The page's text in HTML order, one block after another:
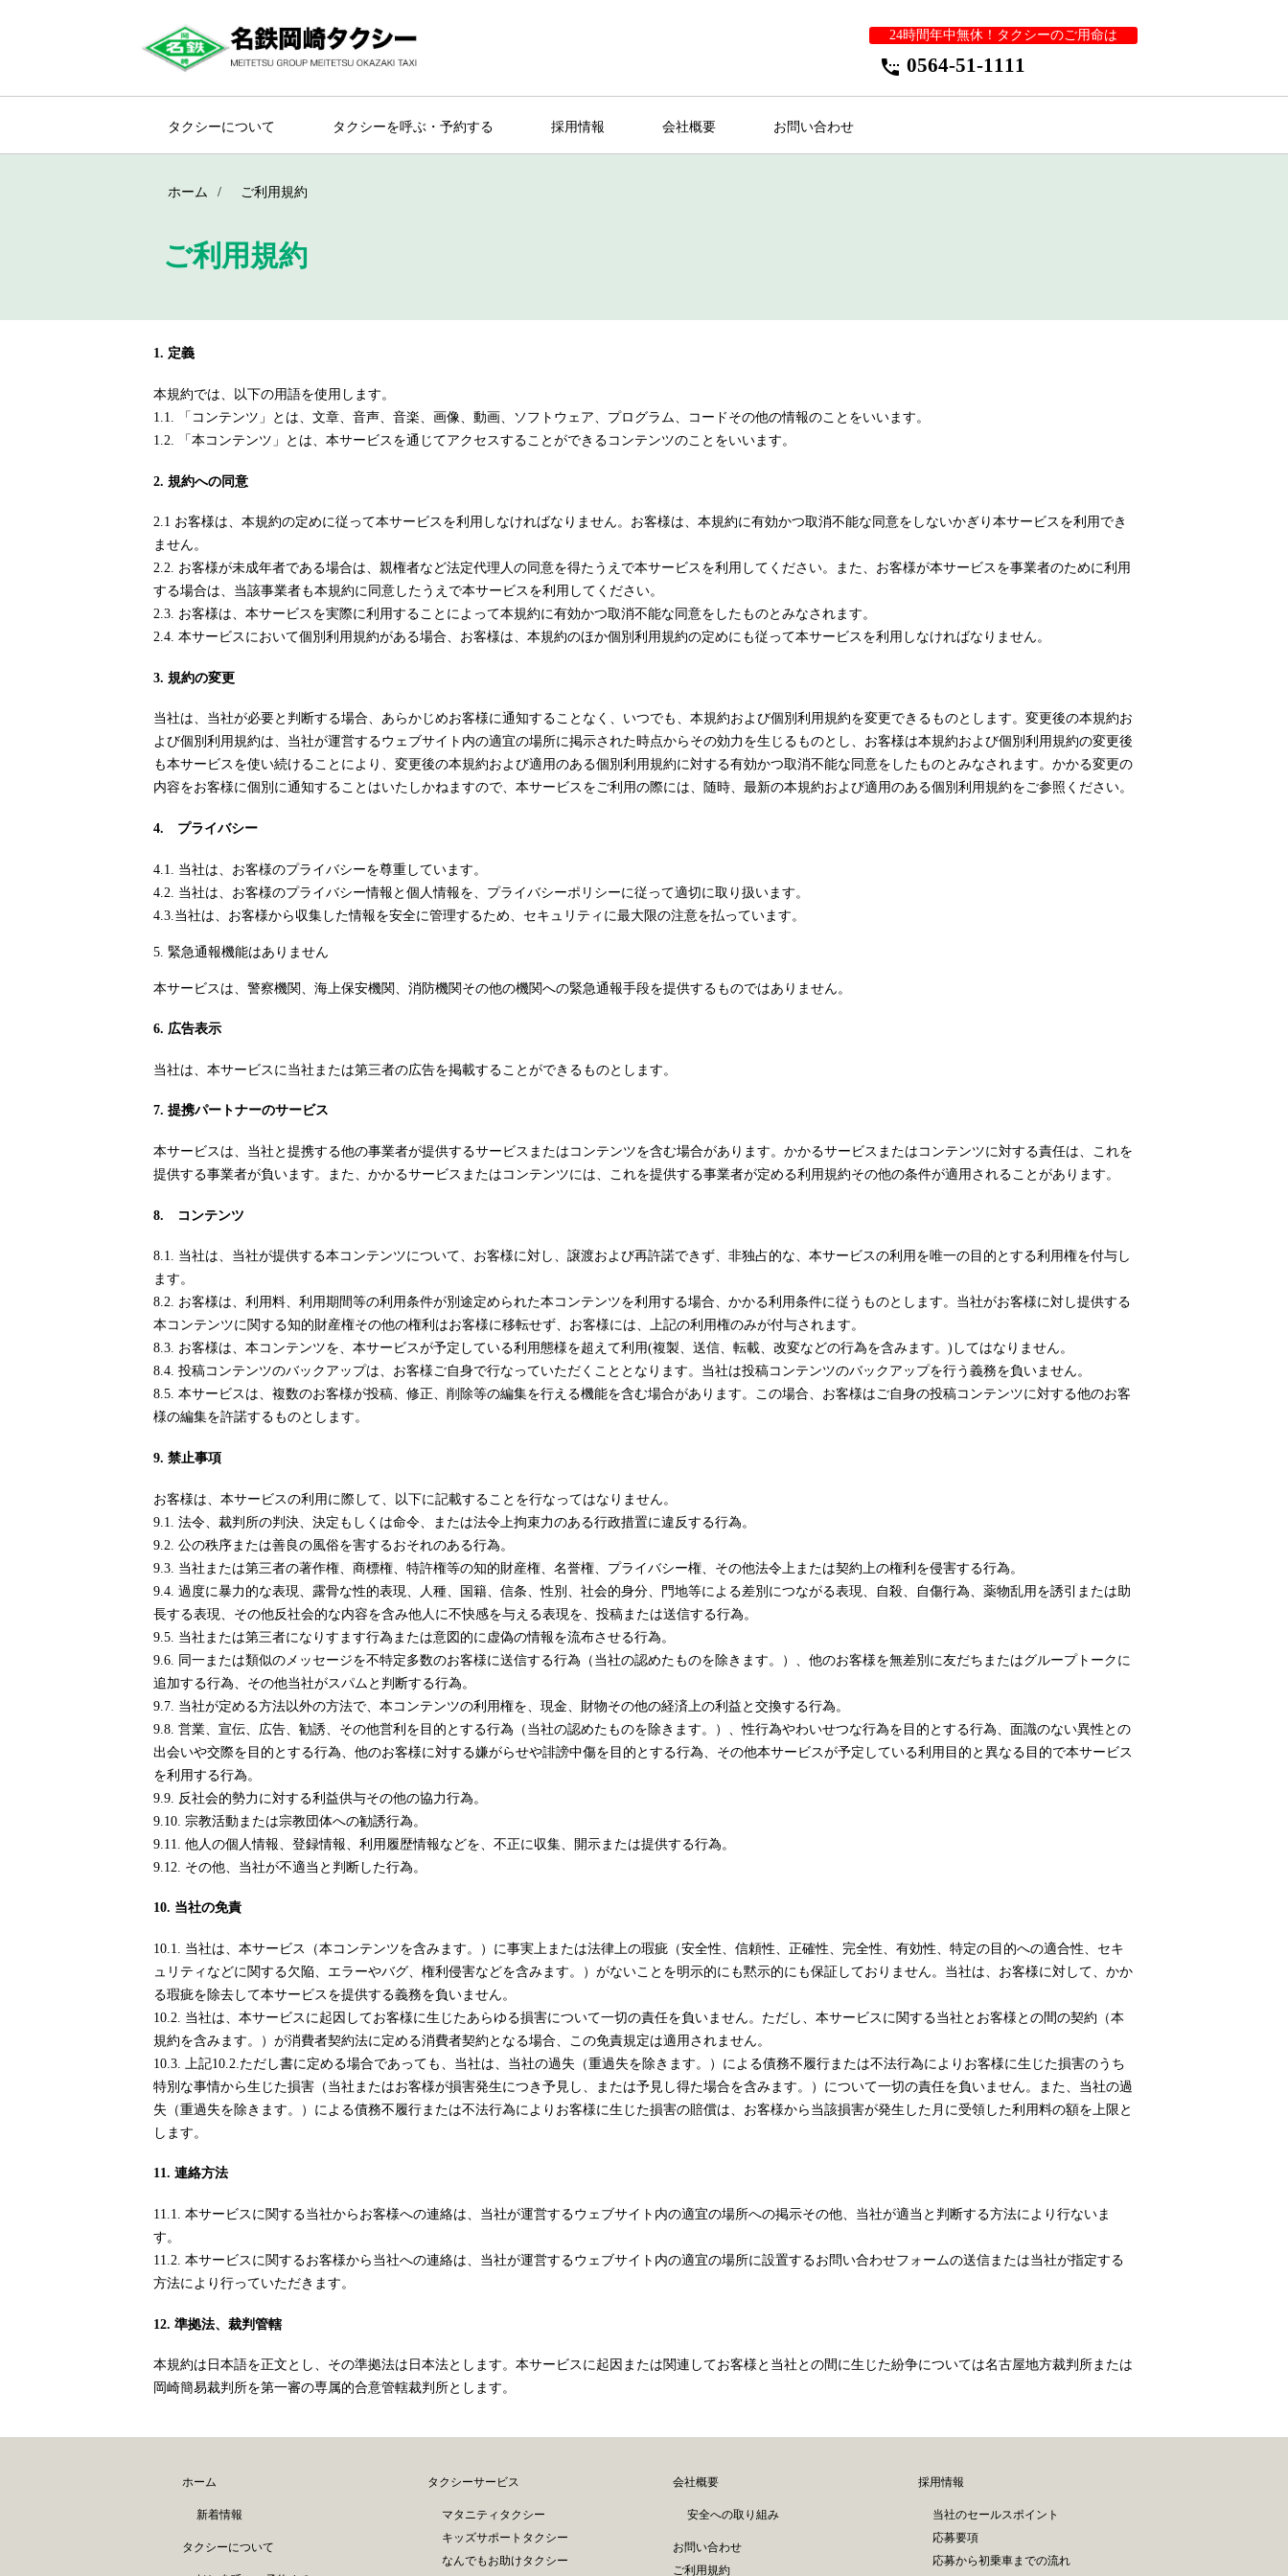
24時間年中無休！タクシーのご用命は
settings_phone 0564-51-1111
タクシーについて タクシーを呼ぶ・予約する 採用情報 会社概要 お問い合わせ
ホーム ご利用規約
ご利用規約
1. 定義
本規約では、以下の用語を使用します。
1.1. 「コンテンツ」とは、文章、音声、音楽、画像、動画、ソフトウェア、プログラム、コードその他の情報のことをいいます。
1.2. 「本コンテンツ」とは、本サービスを通じてアクセスすることができるコンテンツのことをいいます。
2. 規約への同意
2.1 お客様は、本規約の定めに従って本サービスを利用しなければなりません。お客様は、本規約に有効かつ取消不能な同意をしないかぎり本サービスを利用でき
ません。
2.2. お客様が未成年者である場合は、親権者など法定代理人の同意を得たうえで本サービスを利用してください。また、お客様が本サービスを事業者のために利用
する場合は、当該事業者も本規約に同意したうえで本サービスを利用してください。
2.3. お客様は、本サービスを実際に利用することによって本規約に有効かつ取消不能な同意をしたものとみなされます。
2.4. 本サービスにおいて個別利用規約がある場合、お客様は、本規約のほか個別利用規約の定めにも従って本サービスを利用しなければなりません。
3. 規約の変更
当社は、当社が必要と判断する場合、あらかじめお客様に通知することなく、いつでも、本規約および個別利用規約を変更できるものとします。変更後の本規約お
よび個別利用規約は、当社が運営するウェブサイト内の適宜の場所に掲示された時点からその効力を生じるものとし、お客様は本規約および個別利用規約の変更後
も本サービスを使い続けることにより、変更後の本規約および適用のある個別利用規約に対する有効かつ取消不能な同意をしたものとみなされます。かかる変更の
内容をお客様に個別に通知することはいたしかねますので、本サービスをご利用の際には、随時、最新の本規約および適用のある個別利用規約をご参照ください。
4. プライバシー
4.1. 当社は、お客様のプライバシーを尊重しています。
4.2. 当社は、お客様のプライバシー情報と個人情報を、プライバシーポリシーに従って適切に取り扱います。
4.3.当社は、お客様から収集した情報を安全に管理するため、セキュリティに最大限の注意を払っています。
5. 緊急通報機能はありません
本サービスは、警察機関、海上保安機関、消防機関その他の機関への緊急通報手段を提供するものではありません。
6. 広告表示
当社は、本サービスに当社または第三者の広告を掲載することができるものとします。
7. 提携パートナーのサービス
本サービスは、当社と提携する他の事業者が提供するサービスまたはコンテンツを含む場合があります。かかるサービスまたはコンテンツに対する責任は、これを
提供する事業者が負います。また、かかるサービスまたはコンテンツには、これを提供する事業者が定める利用規約その他の条件が適用されることがあります。
8. コンテンツ
8.1. 当社は、当社が提供する本コンテンツについて、お客様に対し、譲渡および再許諾できず、非独占的な、本サービスの利用を唯一の目的とする利用権を付与し
ます。
8.2. お客様は、利用料、利用期間等の利用条件が別途定められた本コンテンツを利用する場合、かかる利用条件に従うものとします。当社がお客様に対し提供する
本コンテンツに関する知的財産権その他の権利はお客様に移転せず、お客様には、上記の利用権のみが付与されます。
8.3. お客様は、本コンテンツを、本サービスが予定している利用態様を超えて利用(複製、送信、転載、改変などの行為を含みます。)してはなりません。
8.4. 投稿コンテンツのバックアップは、お客様ご自身で行なっていただくこととなります。当社は投稿コンテンツのバックアップを行う義務を負いません。
8.5. 本サービスは、複数のお客様が投稿、修正、削除等の編集を行える機能を含む場合があります。この場合、お客様はご自身の投稿コンテンツに対する他のお客
様の編集を許諾するものとします。
9. 禁止事項
お客様は、本サービスの利用に際して、以下に記載することを行なってはなりません。
9.1. 法令、裁判所の判決、決定もしくは命令、または法令上拘束力のある行政措置に違反する行為。
9.2. 公の秩序または善良の風俗を害するおそれのある行為。
9.3. 当社または第三者の著作権、商標権、特許権等の知的財産権、名誉権、プライバシー権、その他法令上または契約上の権利を侵害する行為。
9.4. 過度に暴力的な表現、露骨な性的表現、人種、国籍、信条、性別、社会的身分、門地等による差別につながる表現、自殺、自傷行為、薬物乱用を誘引または助
長する表現、その他反社会的な内容を含み他人に不快感を与える表現を、投稿または送信する行為。
9.5. 当社または第三者になりすます行為または意図的に虚偽の情報を流布させる行為。
9.6. 同一または類似のメッセージを不特定多数のお客様に送信する行為（当社の認めたものを除きます。）、他のお客様を無差別に友だちまたはグループトークに
追加する行為、その他当社がスパムと判断する行為。
9.7. 当社が定める方法以外の方法で、本コンテンツの利用権を、現金、財物その他の経済上の利益と交換する行為。
9.8. 営業、宣伝、広告、勧誘、その他営利を目的とする行為（当社の認めたものを除きます。）、性行為やわいせつな行為を目的とする行為、面識のない異性との
出会いや交際を目的とする行為、他のお客様に対する嫌がらせや誹謗中傷を目的とする行為、その他本サービスが予定している利用目的と異なる目的で本サービス
を利用する行為。
9.9. 反社会的勢力に対する利益供与その他の協力行為。
9.10. 宗教活動または宗教団体への勧誘行為。
9.11. 他人の個人情報、登録情報、利用履歴情報などを、不正に収集、開示または提供する行為。
9.12. その他、当社が不適当と判断した行為。
10. 当社の免責
10.1. 当社は、本サービス（本コンテンツを含みます。）に事実上または法律上の瑕疵（安全性、信頼性、正確性、完全性、有効性、特定の目的への適合性、セキ
ュリティなどに関する欠陥、エラーやバグ、権利侵害などを含みます。）がないことを明示的にも黙示的にも保証しておりません。当社は、お客様に対して、かか
る瑕疵を除去して本サービスを提供する義務を負いません。
10.2. 当社は、本サービスに起因してお客様に生じたあらゆる損害について一切の責任を負いません。ただし、本サービスに関する当社とお客様との間の契約（本
規約を含みます。）が消費者契約法に定める消費者契約となる場合、この免責規定は適用されません。
10.3. 上記10.2.ただし書に定める場合であっても、当社は、当社の過失（重過失を除きます。）による債務不履行または不法行為によりお客様に生じた損害のうち
特別な事情から生じた損害（当社またはお客様が損害発生につき予見し、または予見し得た場合を含みます。）について一切の責任を負いません。また、当社の過
失（重過失を除きます。）による債務不履行または不法行為によりお客様に生じた損害の賠償は、お客様から当該損害が発生した月に受領した利用料の額を上限と
します。
11. 連絡方法
11.1. 本サービスに関する当社からお客様への連絡は、当社が運営するウェブサイト内の適宜の場所への掲示その他、当社が適当と判断する方法により行ないま
す。
11.2. 本サービスに関するお客様から当社への連絡は、当社が運営するウェブサイト内の適宜の場所に設置するお問い合わせフォームの送信または当社が指定する
方法により行っていただきます。
12. 準拠法、裁判管轄
本規約は日本語を正文とし、その準拠法は日本法とします。本サービスに起因または関連してお客様と当社との間に生じた紛争については名古屋地方裁判所または
岡崎簡易裁判所を第一審の専属的合意管轄裁判所とします。
ホーム
新着情報
タクシーについて
タクシーサービス
マタニティタクシー
キッズサポートタクシー
なんでもお助けタクシー
会社概要
安全への取り組み
お問い合わせ
ご利用規約
採用情報
当社のセールスポイント
応募要項
応募から初乗車までの流れ